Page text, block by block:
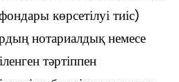
көрсетілуі тиіс)
нотариалдық немесе
тәртіппен